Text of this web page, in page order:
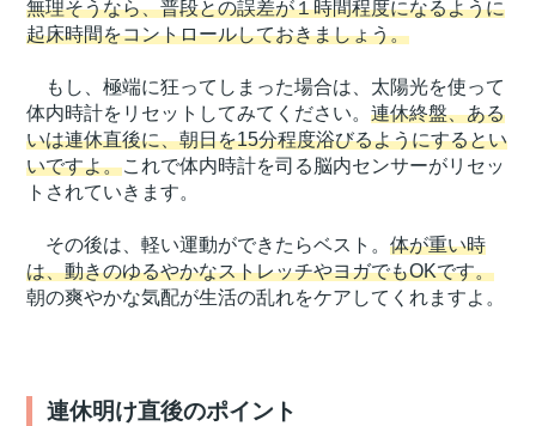
無理そうなら、普段との誤差が１時間程度になるように
起床時間をコントロールしておきましょう。
もし、極端に狂ってしまった場合は、太陽光を使って
体内時計をリセットしてみてください。連休終盤、ある
いは連休直後に、朝日を15分程度浴びるようにするとい
いですよ。これで体内時計を司る脳内センサーがリセッ
トされていきます。
その後は、軽い運動ができたらベスト。体が重い時
は、動きのゆるやかなストレッチやヨガでもOKです。
朝の爽やかな気配が生活の乱れをケアしてくれますよ。
連休明け直後のポイント